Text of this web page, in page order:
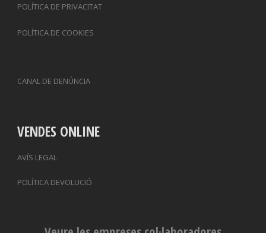
POLÍTICA DE PRIVACITAT
POLÍTICA DE COOKIES
CANAL DE DENÚNCIA
VENDES ONLINE
AVÍS LEGAL
POLÍTICA DEVOLUCIÓ